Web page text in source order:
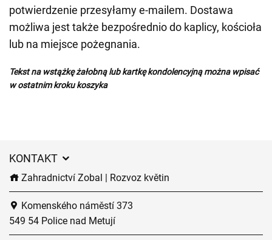
potwierdzenie przesyłamy e-mailem. Dostawa
możliwa jest także bezpośrednio do kaplicy, kościoła
lub na miejsce pożegnania.
Tekst na wstążkę żałobną lub kartkę kondolencyjną można wpisać
w ostatnim kroku koszyka
KONTAKT
Zahradnictví Zobal | Rozvoz květin
Komenského náměstí 373
549 54 Police nad Metují